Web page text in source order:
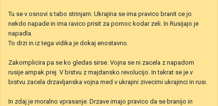
Tu se v osnovi s tabo strinjam. Ukrajina se ima pravico branit ce jo
nekdo napade in ima ravico prisit za pomoc kodar zeli. In Rusijajo je
napadla.
To drzi in iz tega vidika je dokaj enostavno.
Zakomplicira pa se ko gledas sirse. Vojna se ni zacela z napadom
rusije ampak prej. V bistvu z majdansko revolucijo. In takrat se je v
bistvu zacela drzavljanska vojna med v ukrajini zivecimi ukrajinci in rusi.
In zdaj je moralno vprasanje. Drzave imajo pravico da se branijo in